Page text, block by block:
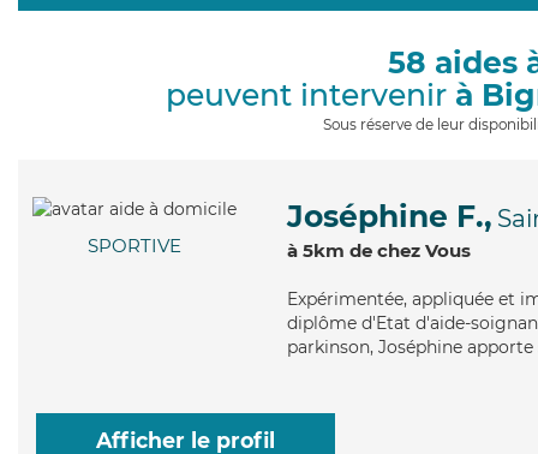
58 aides
peuvent intervenir à
Sous réserve de leur
SPORTIVE
Joséphine F.,
à 5km de chez Vous
Expérimentée, appliquée et
diplôme d'Etat d'aide-
parkinson, Joséphine
Afficher le profil